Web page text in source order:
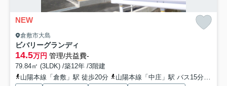
NEW
倉敷市大島
ビバリーグランディ
14.5万円 管理/共益費-
79.84㎡ (3LDK) /築12年 /3階建
山陽本線「倉敷」駅 徒歩20分
山陽本線「中庄」駅 バス15分 下電バス「福島南」 停歩5分